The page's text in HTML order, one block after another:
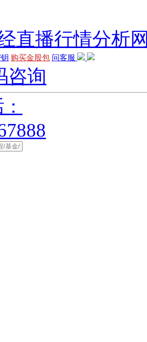
购买金股包 问客服
咨询